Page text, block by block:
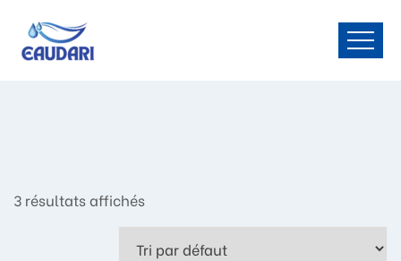
3 résultats affichés